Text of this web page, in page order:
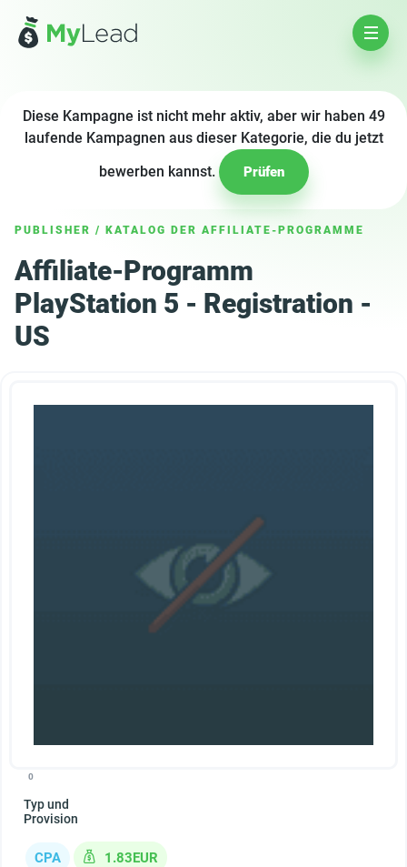
Diese Kampagne ist nicht mehr aktiv, aber wir haben 49
laufende Kampagnen aus dieser Kategorie, die du jetzt
bewerben kannst.
Prüfen
PUBLISHER / KATALOG DER AFFILIATE-PROGRAMME
Affiliate-Programm
PlayStation 5 - Registration -
US
0
Typ und
Provision
CPA 1.83EUR